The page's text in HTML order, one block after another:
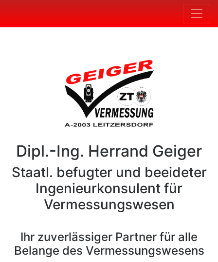
Dipl.-Ing. Herrand Geiger
Staatl. befugter und beeideter
Ingenieurkonsulent für
Vermessungswesen
Ihr zuverlässiger Partner für alle
Belange des Vermessungswesens